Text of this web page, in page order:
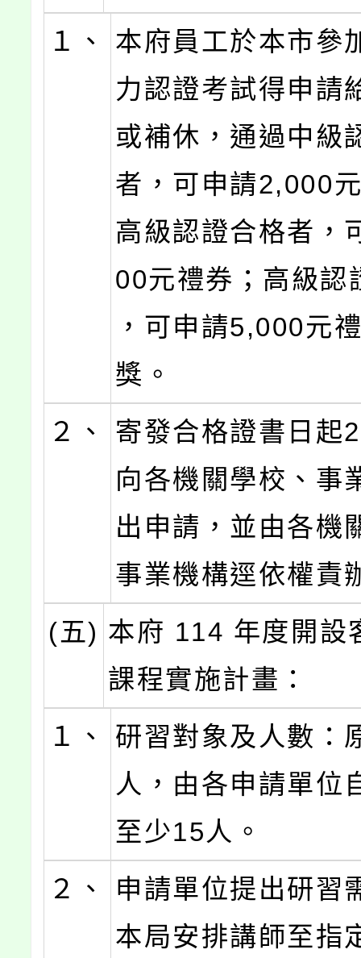
１、
本府員工於本市參
力認證考試得申請
或補休，通過中級
者，可申請2,000
高級認證合格者，
00元禮券；高級認
，可申請5,000元
獎。
２、
寄發合格證書日起
向各機關學校、事
出申請，並由各機
事業機構逕依權責
(五) 本府 114 年度開設
課程實施計畫：
１、
研習對象及人數：
人，由各申請單位
至少15人。
２、
申請單位提出研習
本局安排講師至指